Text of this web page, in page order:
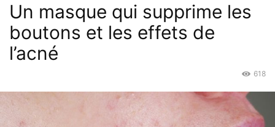
Un masque qui supprime les
boutons et les effets de
l’acné
618